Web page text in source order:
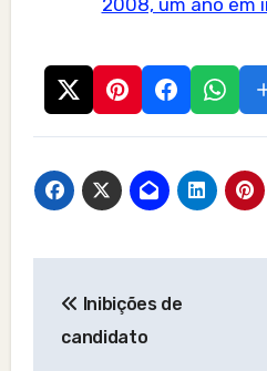
2008, um ano em
navigation
Inibições de
candidato